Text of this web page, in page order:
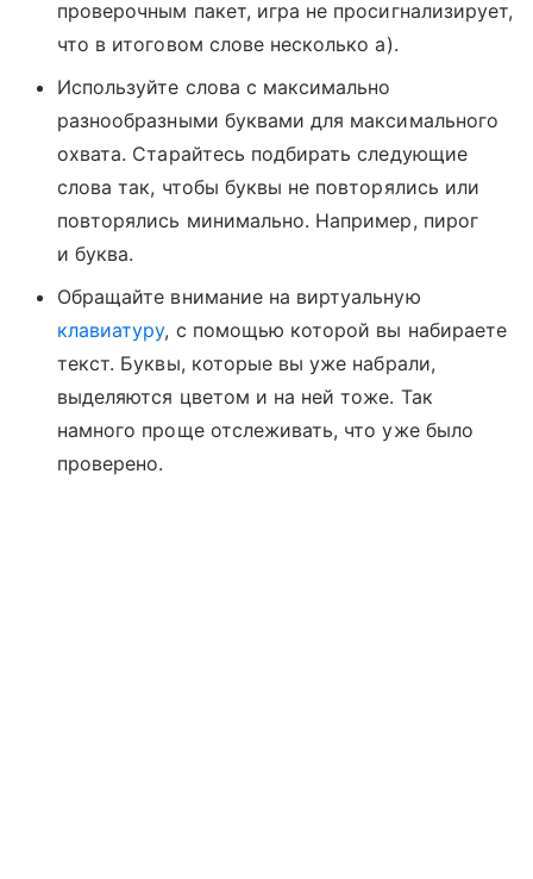
проверочным пакет, игра не просигнализирует,
что в итоговом слове несколько а).
Используйте слова с максимально
разнообразными буквами для максимального
охвата. Старайтесь подбирать следующие
слова так, чтобы буквы не повторялись или
повторялись минимально. Например, пирог
и буква.
Обращайте внимание на виртуальную
клавиатуру, с помощью которой вы набираете
текст. Буквы, которые вы уже набрали,
выделяются цветом и на ней тоже. Так
намного проще отслеживать, что уже было
проверено.